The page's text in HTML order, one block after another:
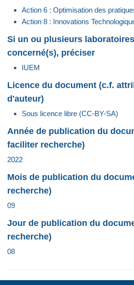
Action 6 : Optimisation des
Action 8 : Innovations
Si un ou plusieurs
concerné(s), préciser
IUEM
Licence du document (c.f.
d'auteur)
Sous licence libre (CC-BY-SA)
Année de publication du
faciliter recherche)
2022
Mois de publication du
recherche)
09
Jour de publication du
recherche)
08